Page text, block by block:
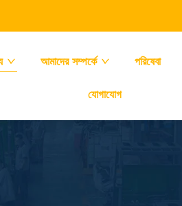
আমাদের সম্পর্কে পরিষেবা
যোগাযোগ